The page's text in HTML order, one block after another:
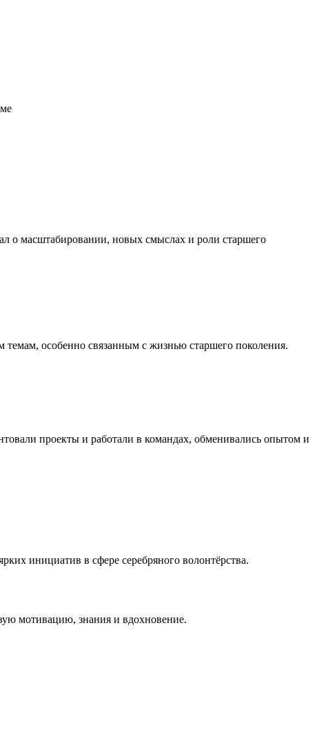
о масштабировании, новых смыслах и роли старшего
особенно связанным с жизнью старшего поколения.
проекты и работали в командах, обменивались опытом и
инициатив в сфере серебряного волонтёрства.
мотивацию, знания и вдохновение.